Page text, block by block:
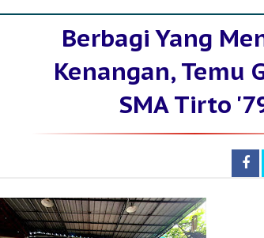
Berbagi Yang
Kenangan, Temu
SMA Tirto